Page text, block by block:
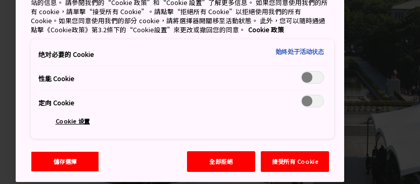
站的信息。 請參閱我們的“Cookie 政策”和“Cookie 設置”了解更多信息。 如果您同意使用我們的所
有 cookie，請單擊“接受所有 Cookie”。請點擊“拒絕所有 Cookie”以拒絕使用我們的所有
Cookie。如果您同意使用我們的部分 cookie，請將選擇器開關移至活動狀態。 此外，您可以隨時通過
點擊《Cookie政策》第3.2條下的“Cookie設置”來更改或撤回您的同意。 Cookie 政策
绝对必要的 Cookie 始终处于活动状态
性能 Cookie
定向 Cookie
Cookie 设置
儲存選擇 全部拒絕 接受所有 Cookie